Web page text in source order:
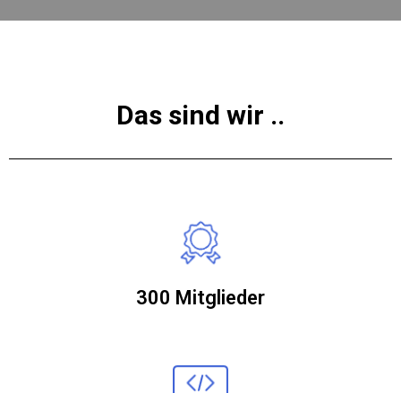
Das sind wir ..
300 Mitglieder